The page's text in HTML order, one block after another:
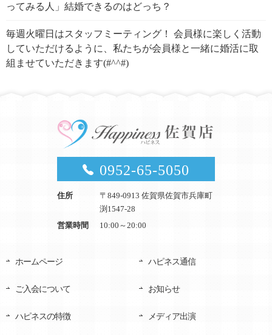
ってみる人」結婚できるのはどっち？
毎週火曜日はスタッフミーティング！ 会員様に楽しく活動
していただけるように、私たちが会員様と一緒に婚活に取
組ませていただきます(#^^#)
0952-65-5050
住所
〒849-0913 佐賀県佐賀市兵庫町
渕1547-28
営業時間
10:00～20:00
ホームページ
ご入会について
ハピネスの特徴
ハピネス通信
お知らせ
メディア出演